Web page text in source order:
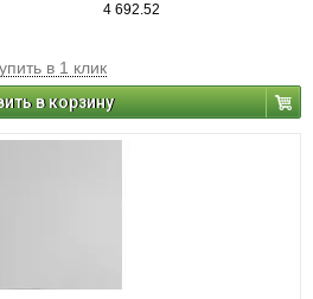
4 692.52
в 1 клик
в корзину